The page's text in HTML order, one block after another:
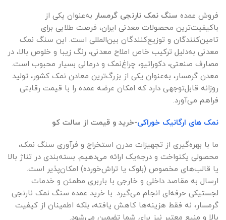
است
معادن
وسیع
نمک
مناطق
مختلف
کشور،
به‌ویژه
در
شرایط
برای
استخراج
این
محصول
ارزشمند
فراهم
کرده‌اند.
فروش عمده سنگ نمک نارنجی گرمسار به‌عنوان یکی از
باکیفیت‌ترین محصولات معدنی ایران، فرصت طلایی برای
تامین‌کنندگان و توزیع‌کنندگان بین‌المللی است. این سنگ نمک
معدنی به‌دلیل ترکیب خاص املاح معدنی، رنگ زیبا و خلوص بالا، در
مصارف صنعتی، دکوراتیو، چراغ‌نمک و درمانی بسیار محبوب است.
معدن گرمسار، به‌عنوان یکی از بزرگ‌ترین معادن نمک کشور، تولید
روزانه قابل‌توجهی دارد که امکان عرضه عمده را با قیمت رقابتی
فراهم می‌آورد.
نمک های ارگانیک خوراکی-خرید و قیمت از سالت کو
ما با بهره‌گیری از تجهیزات مدرن استخراج و فرآوری سنگ نمک،
محصولی یکنواخت و درجه‌یک ارائه می‌دهیم. بسته‌بندی در تناژ بالا
یا قالب‌های مخصوص (بلوک یا تراش‌خورده) امکان‌پذیر است.
ارسال به مقاصد داخلی و خارجی با باربری مطمئن و خدمات
لجستیکی حرفه‌ای انجام می‌گیرد. با خرید عمده سنگ نمک نارنجی
گرمسار، نه فقط هزینه‌ها کاهش یافته، بلکه اطمینان از کیفیت
بالا و منبع معتبر نیز برای شما تضمین می‌شود.